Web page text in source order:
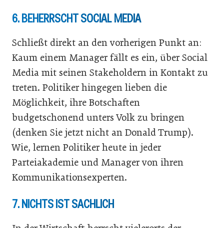
6. BEHERRSCHT SOCIAL MEDIA
Schließt direkt an den vorherigen Punkt an:
Kaum einem Manager fällt es ein, über Social
Media mit seinen Stakeholdern in Kontakt zu
treten. Politiker hingegen lieben die
Möglichkeit, ihre Botschaften
budgetschonend unters Volk zu bringen
(denken Sie jetzt nicht an Donald Trump).
Wie, lernen Politiker heute in jeder
Parteiakademie und Manager von ihren
Kommunikationsexperten.
7. NICHTS IST SACHLICH